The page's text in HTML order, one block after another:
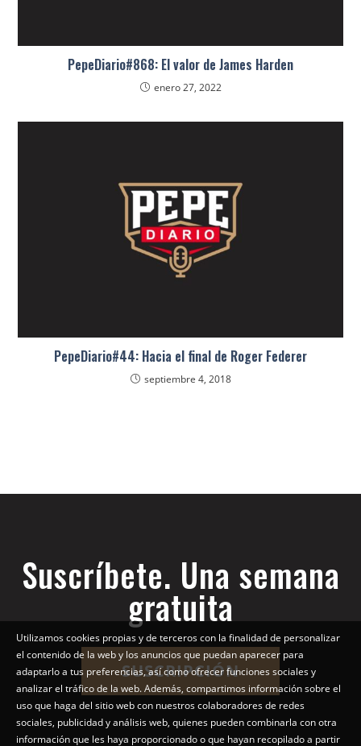
PepeDiario#868: El valor de James Harden
enero 27, 2022
PepeDiario#44: Hacia el final de Roger Federer
septiembre 4, 2018
Suscríbete. Una semana
gratuita
SUSCRIPCIÓN
Utilizamos cookies propias y de terceros con la finalidad de personalizar
el contenido de la web y los anuncios que puedan aparecer para
adaptarlo a tus preferencias, así como ofrecer funciones sociales y
analizar el tráfico de la web. Además, compartimos información sobre el
uso que haga del sitio web con nuestros colaboradores de redes
sociales, publicidad y análisis web, quienes pueden combinarla con otra
información que les haya proporcionado o que hayan recopilado a partir